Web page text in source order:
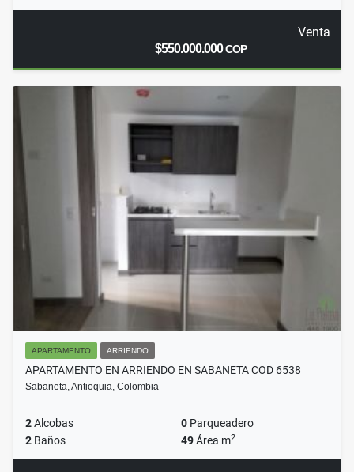
Venta
$550.000.000COP
APARTAMENTO ARRIENDO
APARTAMENTO EN ARRIENDO EN SABANETA COD 6538
Sabaneta, Antioquia, Colombia
2Alcobas 0 Parqueadero
2 Baños 49Área m2